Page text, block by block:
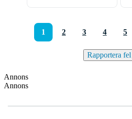
1 2 3 4 5
Rapportera fel
Annons
Annons